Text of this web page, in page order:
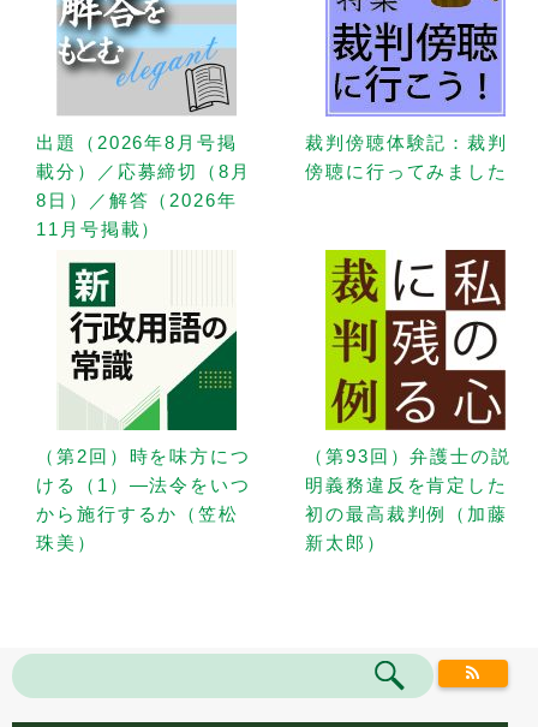
出題（2026年8月号掲
載分）／応募締切（8月
8日）／解答（2026年
11月号掲載）
裁判傍聴体験記：裁判
傍聴に行ってみました
（第2回）時を味方につ
ける（1）—法令をいつ
から施行するか（笠松
珠美）
（第93回）弁護士の説
明義務違反を肯定した
初の最高裁判例（加藤
新太郎）